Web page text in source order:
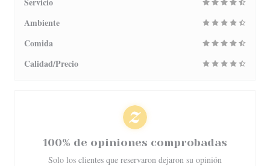
Ambiente
Comida
Calidad/Precio
100% de opiniones comprobadas
Solo los clientes que reservaron dejaron su opinión